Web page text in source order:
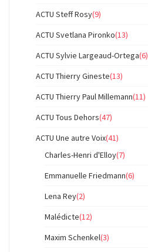
ACTU Steff Rosy(9)
ACTU Svetlana Pironko(13)
ACTU Sylvie Largeaud-Ortega(6)
ACTU Thierry Gineste(13)
ACTU Thierry Paul Millemann(11)
ACTU Tous Dehors(47)
ACTU Une autre Voix(41)
Charles-Henri d'Elloy(7)
Emmanuelle Friedmann(6)
Lena Rey(2)
Malédicte(12)
Maxim Schenkel(3)